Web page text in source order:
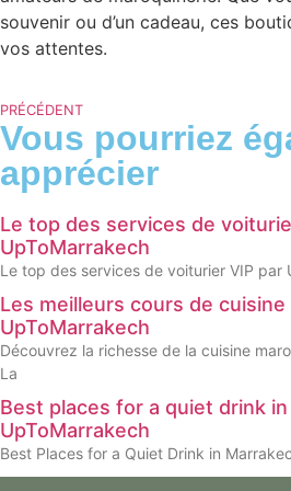
souvenir ou d’un cadeau, ces
vos attentes.
PRÉCÉDENT
Vous pourriez
apprécier
Le top des services de
UpToMarrakech
Le top des services de voiturier VIP par
Les meilleurs cours de
UpToMarrakech
Découvrez la richesse de la cuisine
La
Best places for a quiet drink
UpToMarrakech
Best Places for a Quiet Drink in